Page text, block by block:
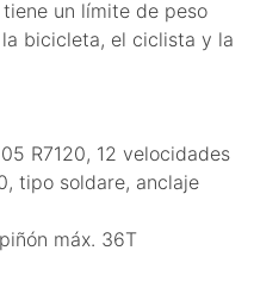
un límite de peso
bicicleta, el ciclista y la
R7120, 12 velocidades
tipo soldare, anclaje
máx. 36T